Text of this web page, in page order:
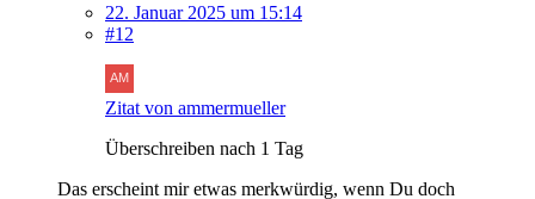
22. Januar 2025 um 15:14
#12
Zitat von ammermueller
Überschreiben nach 1 Tag
Das erscheint mir etwas merkwürdig, wenn Du doch